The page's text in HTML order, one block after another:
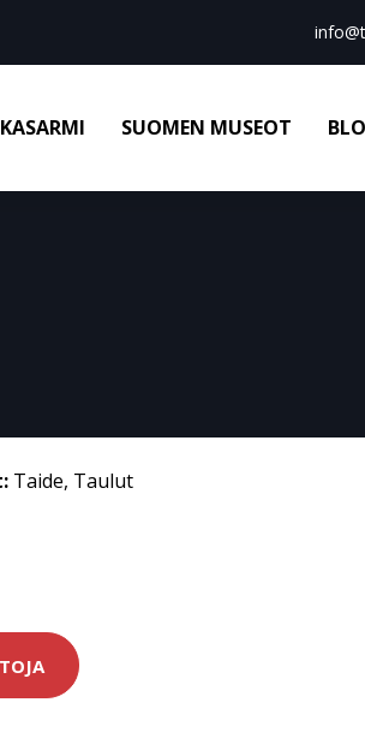
SUOMEN MUSEOT
Taide, Taulut